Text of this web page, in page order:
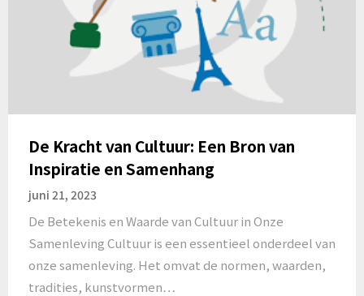
De Kracht van Cultuur: Een Bron van
Inspiratie en Samenhang
juni 21, 2023
De Betekenis en Waarde van Cultuur in Onze
Samenleving Cultuur is een essentieel onderdeel van
onze samenleving. Het omvat de normen, waarden,
tradities, kunstvormen…